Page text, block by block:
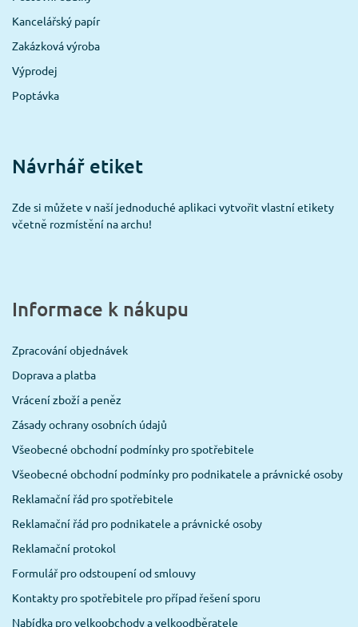
Kancelářský papír
Zakázková výroba
Výprodej
Poptávka
Návrhář etiket
Zde si můžete v naší jednoduché aplikaci vytvořit vlastní etikety
včetně rozmístění na archu!
Informace k nákupu
Zpracování objednávek
Doprava a platba
Vrácení zboží a peněz
Zásady ochrany osobních údajů
Všeobecné obchodní podmínky pro spotřebitele
Všeobecné obchodní podmínky pro podnikatele a právnické osoby
Reklamační řád pro spotřebitele
Reklamační řád pro podnikatele a právnické osoby
Reklamační protokol
Formulář pro odstoupení od smlouvy
Kontakty pro spotřebitele pro případ řešení sporu
Nabídka pro velkoobchody a velkoodběratele